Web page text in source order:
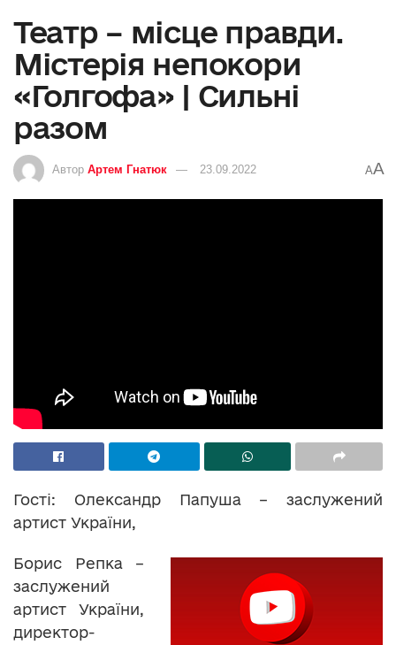
Театр – місце правди.
Містерія непокори
«Голгофа» | Сильні
разом
Автор Артем Гнатюк 23.09.2022 AA
Гості: Олександр Папуша – заслужений
артист України,
Борис Репка –
заслужений
артист України,
директор-